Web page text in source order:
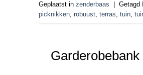
Geplaatst in zenderbaas Getagd
picknikken, robuust, terras, tuin,